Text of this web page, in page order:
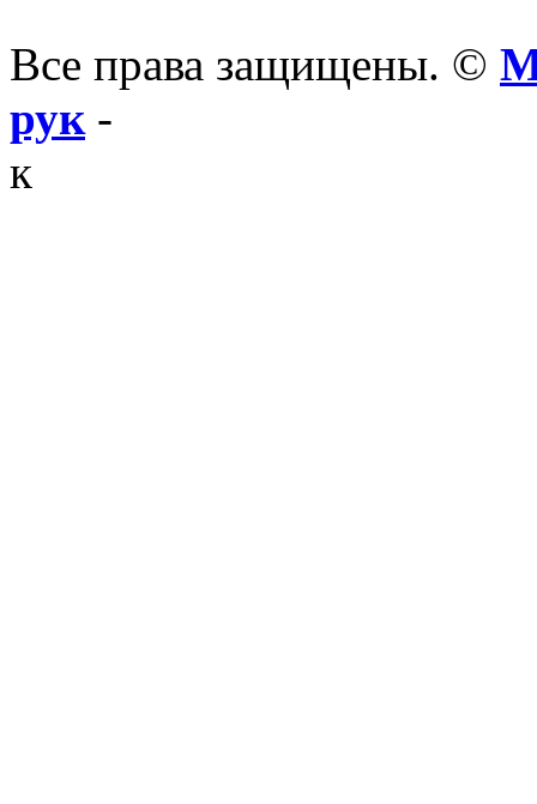
Все права защищены. ©
рук-
к